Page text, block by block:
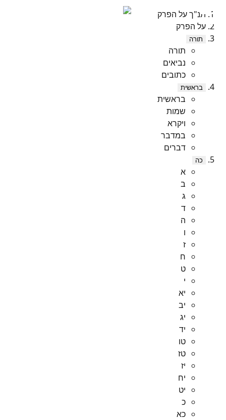
תנ"ך על הפרק
על הפרק
תורה
תורה
נביאים
כתובים
בראשית
בראשית
שמות
ויקרא
במדבר
דברים
כה
א
ב
ג
ד
ה
ו
ז
ח
ט
י
יא
יב
יג
יד
טו
טז
יז
יח
יט
כ
כא